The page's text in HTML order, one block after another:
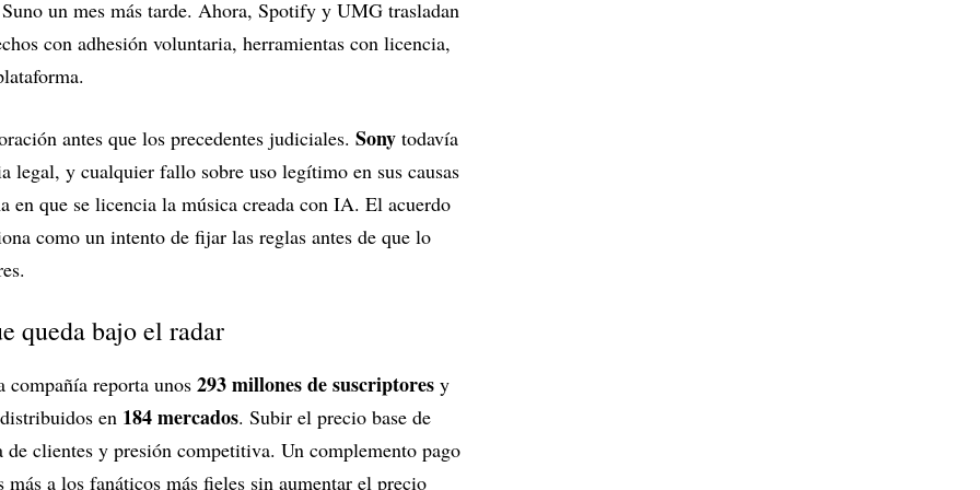
un mes más tarde. Ahora, Spotify y UMG trasladan
con adhesión voluntaria, herramientas con licencia,
antes que los precedentes judiciales. Sony todavía
legal, y cualquier fallo sobre uso legítimo en sus causas
en que se licencia la música creada con IA. El acuerdo
como un intento de fijar las reglas antes de que lo
queda bajo el radar
reporta unos 293 millones de suscriptores y
en 184 mercados. Subir el precio base de
clientes y presión competitiva. Un complemento pago
a los fanáticos más fieles sin aumentar el precio